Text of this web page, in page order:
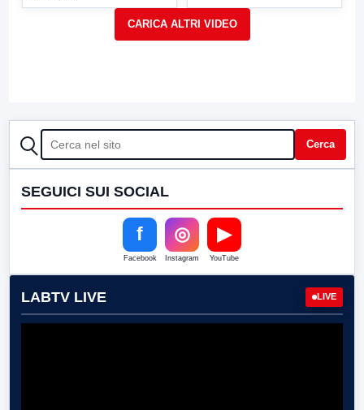
CERCA Cerca
SEGUICI SUI SOCIAL
f
Facebook
◎
Instagram
▶
YouTube
LABTV LIVE LIVE